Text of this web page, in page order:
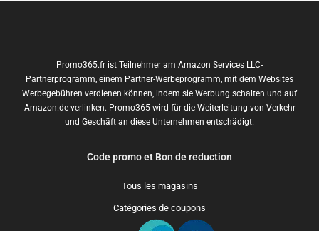
Promo365.fr ist Teilnehmer am Amazon Services LLC-
Partnerprogramm, einem Partner-Werbeprogramm, mit dem Websites
Werbegebühren verdienen können, indem sie Werbung schalten und auf
Amazon.de verlinken. Promo365 wird für die Weiterleitung von Verkehr
und Geschäft an diese Unternehmen entschädigt.
Code promo et Bon de reduction
Tous les magasins
Catégories de coupons